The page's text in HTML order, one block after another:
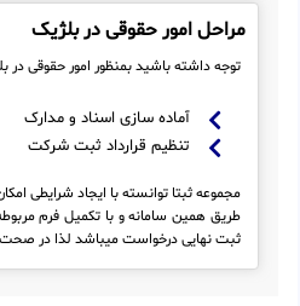
مراحل امور حقوقی در بلژیک
توجه داشته باشید بمنظور امور حقوقی
آماده سازی اسناد و مدارک
تنظیم قرارداد ثبت شرکت
مجموعه ثبتا توانسته با ایجاد شرایطی
طریق همین سامانه و با تکمیل فرم
ثبت نهایی درخواست میباشد لذا در صحت